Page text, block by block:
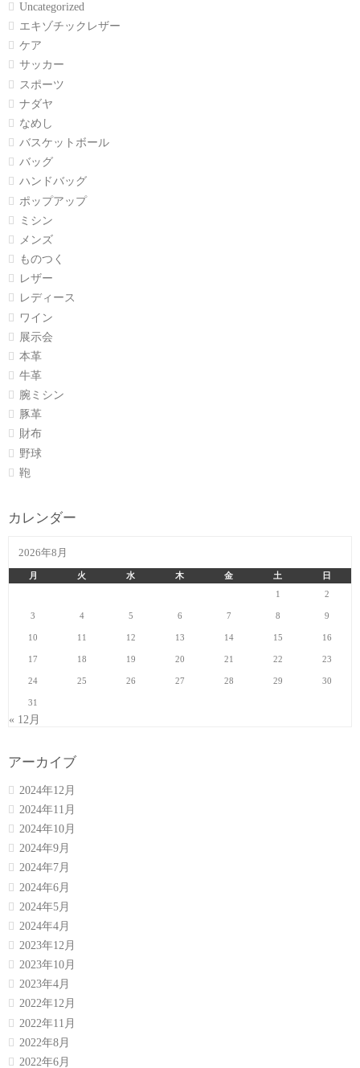
Uncategorized
エキゾチックレザー
ケア
サッカー
スポーツ
ナダヤ
なめし
バスケットボール
バッグ
ハンドバッグ
ポップアップ
ミシン
メンズ
ものつく
レザー
レディース
ワイン
展示会
本革
牛革
腕ミシン
豚革
財布
野球
鞄
カレンダー
2026年8月
月 火 水 木 金 土
日
1
2
3 4 5 6 7 8 9
10 11 12 13 14 15 16
17 18 19 20 21 22 23
24 25 26 27 28 29 30
31
« 12月
アーカイブ
2024年12月
2024年11月
2024年10月
2024年9月
2024年7月
2024年6月
2024年5月
2024年4月
2023年12月
2023年10月
2023年4月
2022年12月
2022年11月
2022年8月
2022年6月